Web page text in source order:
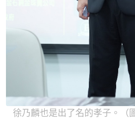
徐乃麟也是出了名的孝子。（